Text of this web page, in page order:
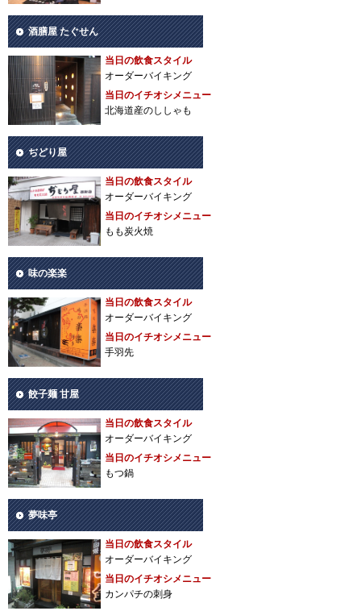
酒膳屋 たぐせん
当日の飲食スタイル
オーダーバイキング
当日のイチオシメニュー
北海道産のししゃも
ぢどり屋
当日の飲食スタイル
オーダーバイキング
当日のイチオシメニュー
もも炭火焼
味の楽楽
当日の飲食スタイル
オーダーバイキング
当日のイチオシメニュー
手羽先
餃子麺 甘屋
当日の飲食スタイル
オーダーバイキング
当日のイチオシメニュー
もつ鍋
夢味亭
当日の飲食スタイル
オーダーバイキング
当日のイチオシメニュー
カンパチの刺身